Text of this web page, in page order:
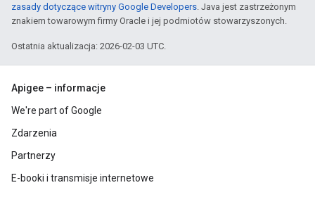
zasady dotyczące witryny Google Developers . Java jest zastrzeżonym
znakiem towarowym firmy Oracle i jej podmiotów stowarzyszonych.
Ostatnia aktualizacja: 2026-02-03 UTC.
Apigee – informacje
We're part of Google
Zdarzenia
Partnerzy
E-booki i transmisje internetowe